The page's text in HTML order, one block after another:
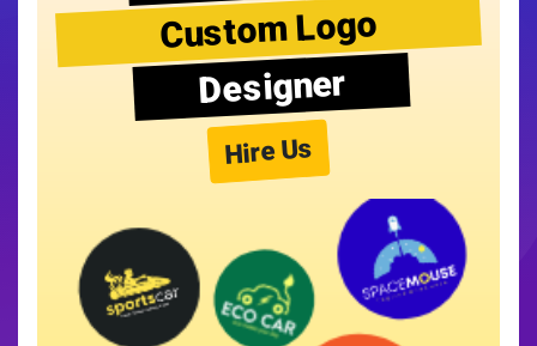
Custom Logo
Designer
Hire Us